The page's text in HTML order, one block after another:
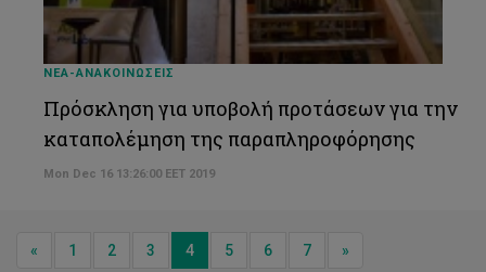
ΝΕΑ-ΑΝΑΚΟΙΝΩΣΕΙΣ
Πρόσκληση για υποβολή προτάσεων για την
καταπολέμηση της παραπληροφόρησης
Mon Dec 16 13:26:00 EET 2019
« Previous
1 2 3 4 5 6 7 »